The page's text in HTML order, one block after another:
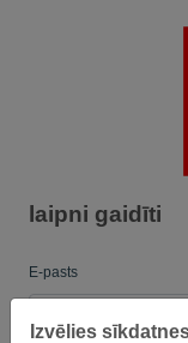
Izvēlies
laipni gaidīti
E-pasts